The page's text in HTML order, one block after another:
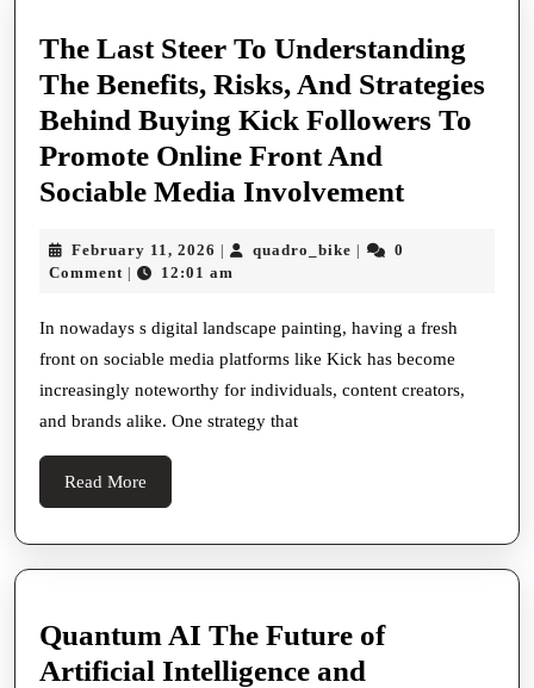
The Last Steer To Understanding
The Benefits, Risks, And Strategies
Behind Buying Kick Followers To
Promote Online Front And
Sociable Media InvolvementThe
The
Benefits,
Behind
February 11, 2026 February
11,
| quadro_bike quadro_bike
|
0
Comment | 12:01 am
In nowadays s digital landscape painting, having a fresh
front on sociable media platforms like Kick has become
increasingly noteworthy for individuals, content creators,
and brands alike. One strategy that
Read More
More
Quantum AI The Future of
Artificial Intelligence and